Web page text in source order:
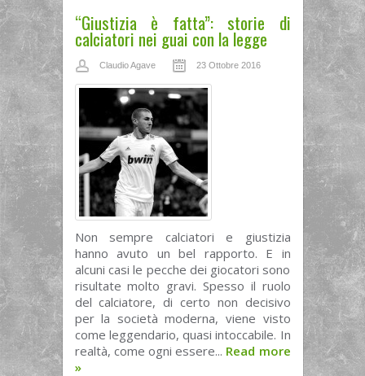
“Giustizia è fatta”: storie di
calciatori nei guai con la legge
Claudio Agave 23 Ottobre 2016
Non sempre calciatori e giustizia
hanno avuto un bel rapporto. E in
alcuni casi le pecche dei giocatori sono
risultate molto gravi. Spesso il ruolo
del calciatore, di certo non decisivo
per la società moderna, viene visto
come leggendario, quasi intoccabile. In
realtà, come ogni essere... Read more
»